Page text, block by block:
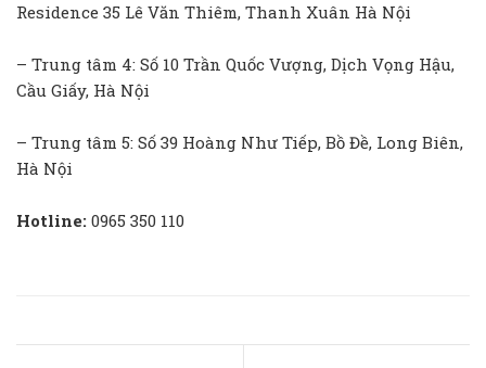
Residence 35 Lê Văn Thiêm, Thanh Xuân Hà Nội
– Trung tâm 4: Số 10 Trần Quốc Vượng, Dịch Vọng Hậu,
Cầu Giấy, Hà Nội
– Trung tâm 5: Số 39 Hoàng Như Tiếp, Bồ Đề, Long Biên,
Hà Nội
Hotline: 0965 350 110